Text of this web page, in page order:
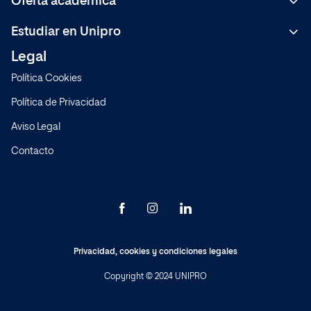
Bachelor
C.F de Grado Superior
Másteres Formación Permanente
Expertos
Cursos
Estudiar en Unipro
Metodología
Sistema de Calidad
Normativa
Preguntas frecuentes
Modelo educativo
Legal
Política Cookies
Política de Privacidad
Aviso Legal
Contacto
Privacidad, cookies y condiciones legales
Copyright © 2024 UNIPRO